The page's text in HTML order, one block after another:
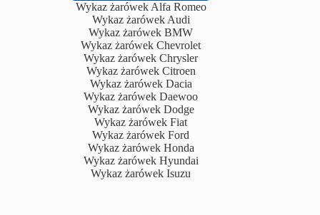
Wykaz żarówek Alfa Romeo
Wykaz żarówek Audi
Wykaz żarówek BMW
Wykaz żarówek Chevrolet
Wykaz żarówek Chrysler
Wykaz żarówek Citroen
Wykaz żarówek Dacia
Wykaz żarówek Daewoo
Wykaz żarówek Dodge
Wykaz żarówek Fiat
Wykaz żarówek Ford
Wykaz żarówek Honda
Wykaz żarówek Hyundai
Wykaz żarówek Isuzu